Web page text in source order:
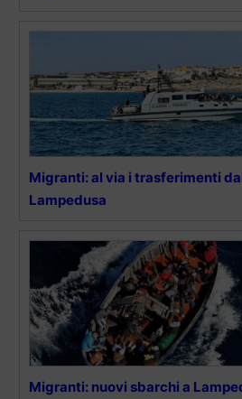
Migranti: al via i trasferimenti
Lampedusa
Migranti: nuovi sbarchi a